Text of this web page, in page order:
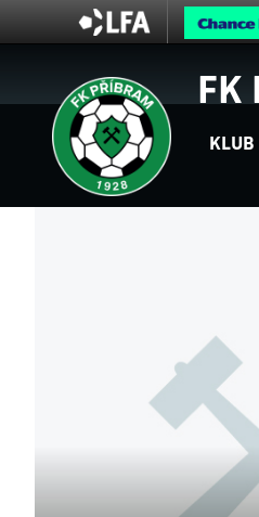
FK
KLUB